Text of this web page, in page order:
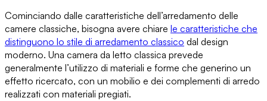
Cominciando dalle caratteristiche dell’arredamento delle
camere classiche, bisogna avere chiare le caratteristiche che
distinguono lo stile di arredamento classico dal design
moderno. Una camera da letto classica prevede
generalmente l’utilizzo di materiali e forme che generino un
effetto ricercato, con un mobilio e dei complementi di arredo
realizzati con materiali pregiati.